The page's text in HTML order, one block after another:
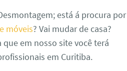
está á procura por
móveis? Vai mudar de casa?
em nosso site você terá
em Curitiba.